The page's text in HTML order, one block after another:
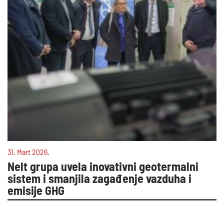
31. Mart 2026.
Nelt grupa uvela inovativni geotermalni
sistem i smanjila zagađenje vazduha i
emisije GHG